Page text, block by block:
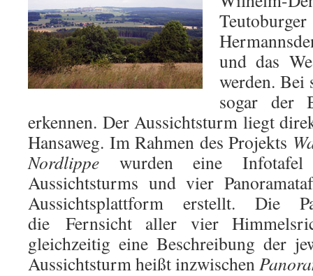
und das
werden. Bei
sogar der
erkennen. Der Aussichtsturm liegt
Hansaweg. Im Rahmen des Projekts
Nordlippe wurden eine
Aussichtsturms und vier
Aussichtsplattform erstellt. Die
die Fernsicht aller vier
gleichzeitig eine Beschreibung der
Aussichtsturm heißt inzwischen